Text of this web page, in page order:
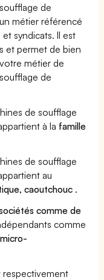
de
métier référencé
syndicats. Il est
et permet de bien
métier de
de
de soufflage
à la famille
de soufflage
au
caoutchouc .
comme de
comme
micro-
respectivement